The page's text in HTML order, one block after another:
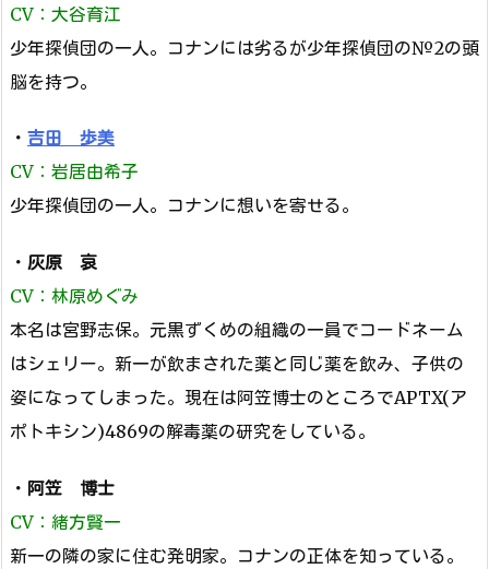
CV：大谷育江
少年探偵団の一人。コナンには劣るが少年探偵団の№2の頭
脳を持つ。
・ 吉田 歩美
CV：岩居由希子
少年探偵団の一人。コナンに想いを寄せる。
・ 灰原 哀
CV：林原めぐみ
本名は宮野志保。元黒ずくめの組織の一員でコードネーム
はシェリー。新一が飲まされた薬と同じ薬を飲み、子供の
姿になってしまった。現在は阿笠博士のところでAPTX(ア
ポトキシン)4869の解毒薬の研究をしている。
・ 阿笠 博士
CV：緒方賢一
新一の隣の家に住む発明家。コナンの正体を知っている。